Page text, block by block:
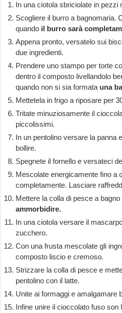
In una ciotola sbriciolate in pezzi
Scogliere il burro a bagnomaria.
quando il burro sarà
Appena pronto, versatelo sui
due ingredienti.
Prendere uno stampo per torte
dentro il composto livellandolo
quando non si sia formata una
Mettetela in frigo a riposare per
Tritate minuziosamente il
piccolissimi.
In un pentolino versare la panna
bollire.
Spegnete il fornello e versateci
Mescolate energicamente fino a
completamente. Lasciare
Mettere la colla di pesce a
ammorbidire.
In una ciotola versare il
zucchero.
Con una frusta mescolate gli
composto liscio e cremoso.
Strizzare la colla di pesce e
pentolino con il latte.
Unite ai formaggi e amalgamare
Infine unire il cioccolato fuso